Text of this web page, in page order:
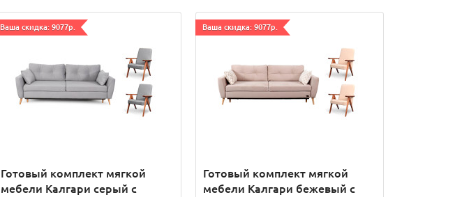
Ваша скидка: 9077р.
Готовый комплект мягкой
мебели Калгари серый с
Ваша скидка: 9077р.
Готовый комплект мягкой
мебели Калгари бежевый с